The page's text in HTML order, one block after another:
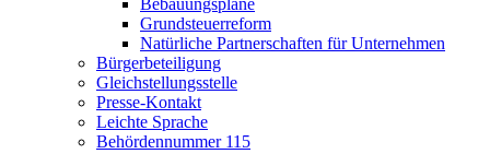
Bebauungspläne
Grundsteuerreform
Natürliche Partnerschaften für Unternehmen
Bürgerbeteiligung
Gleichstellungsstelle
Presse-Kontakt
Leichte Sprache
Behördennummer 115